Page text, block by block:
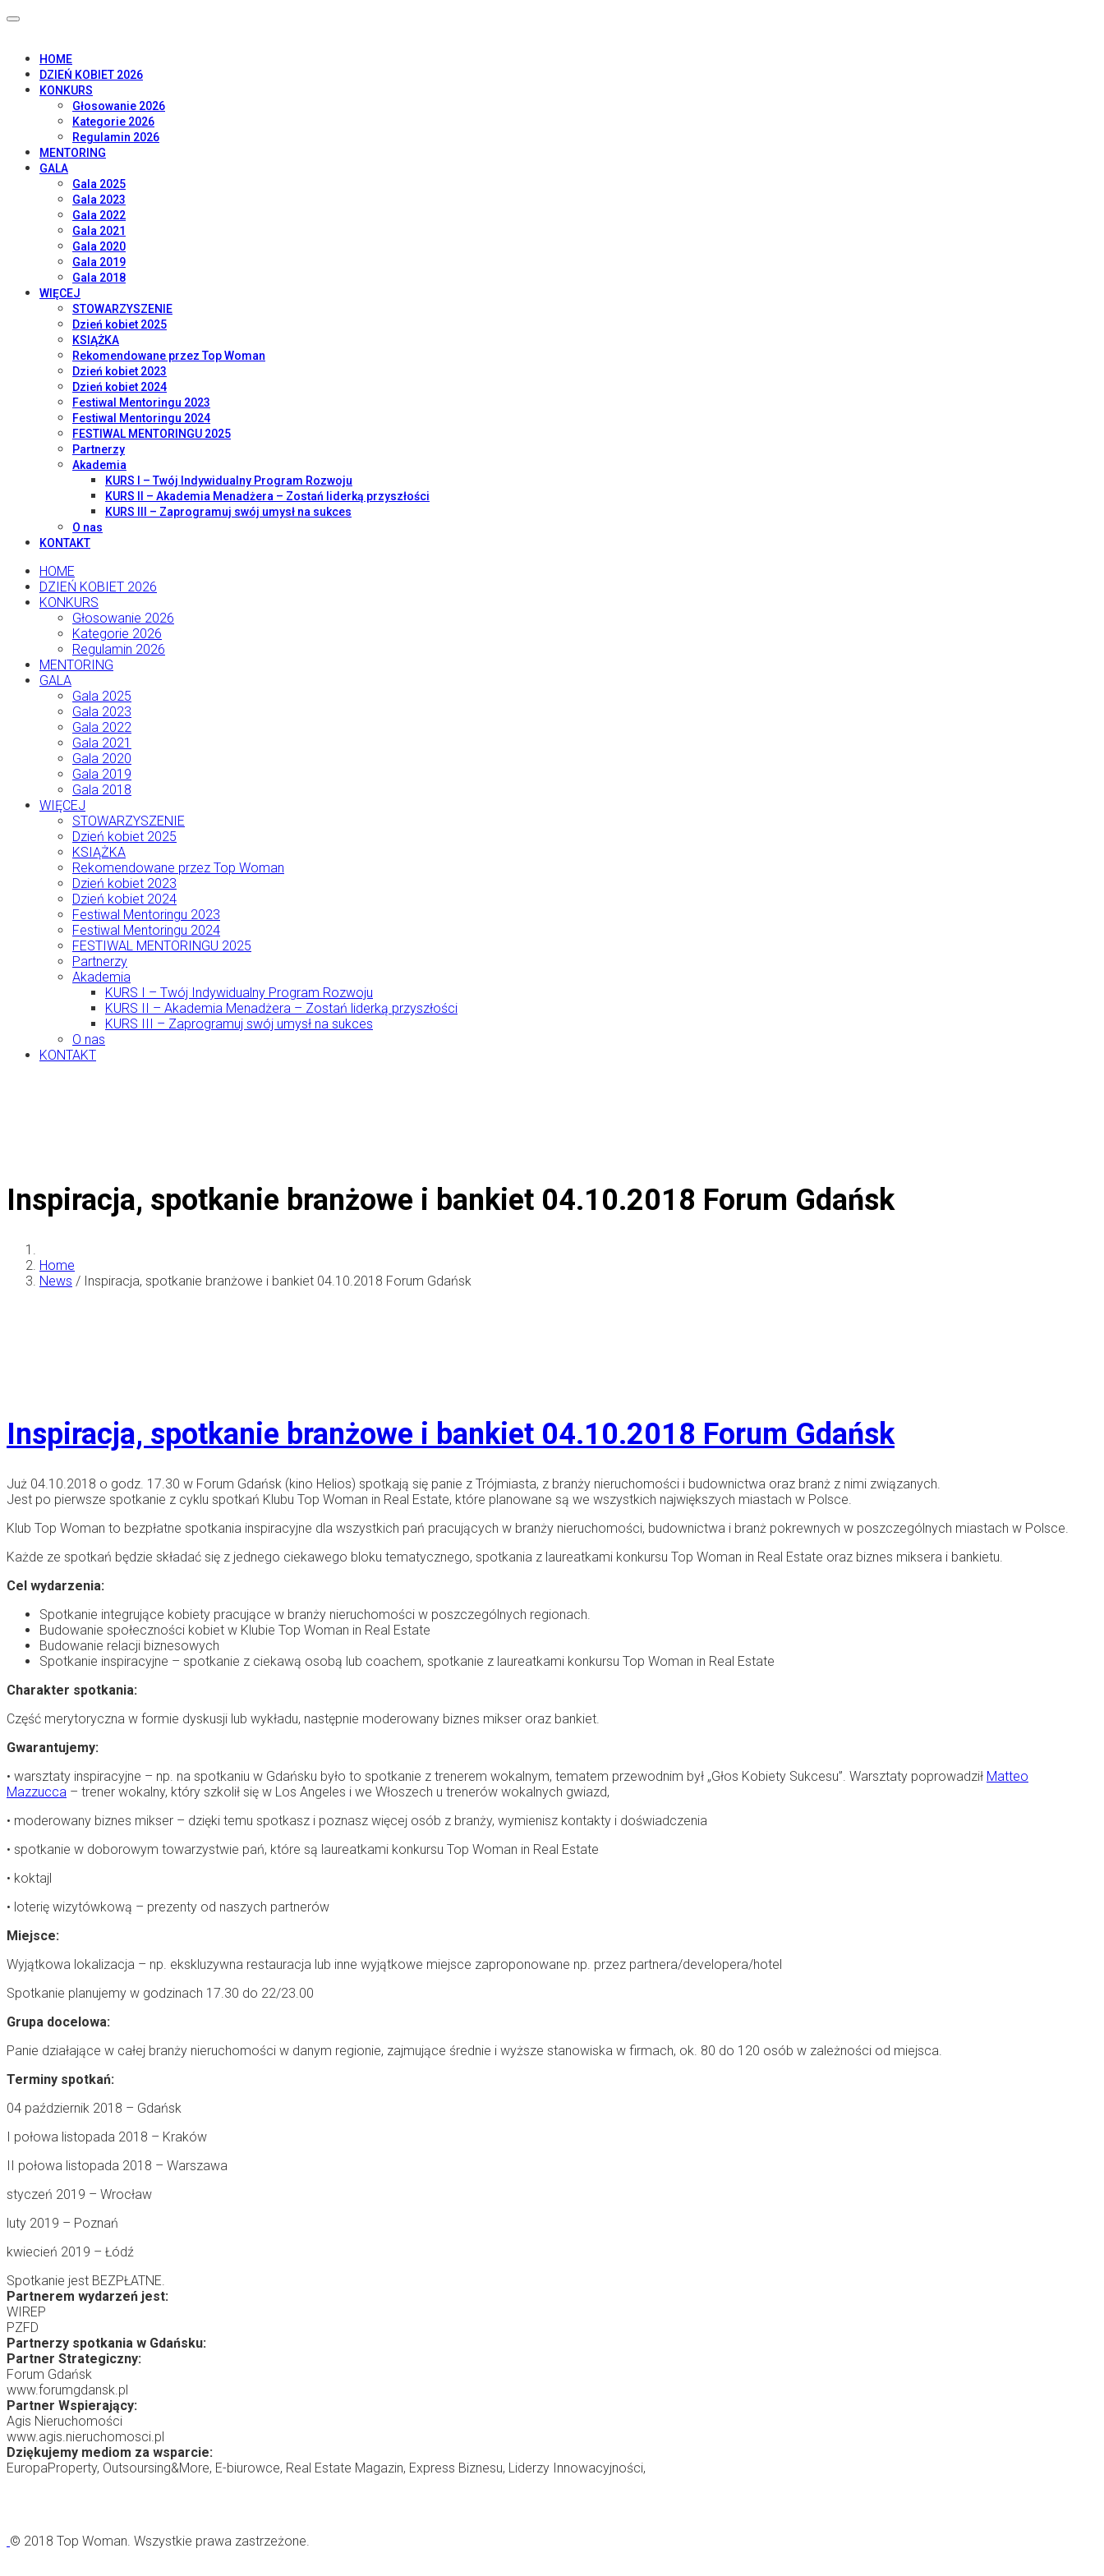
HOME
DZIEŃ KOBIET 2026
KONKURS
Głosowanie 2026
Kategorie 2026
Regulamin 2026
MENTORING
GALA
Gala 2025
Gala 2023
Gala 2022
Gala 2021
Gala 2020
Gala 2019
Gala 2018
WIĘCEJ
STOWARZYSZENIE
Dzień kobiet 2025
KSIĄŻKA
Rekomendowane przez Top Woman
Dzień kobiet 2023
Dzień kobiet 2024
Festiwal Mentoringu 2023
Festiwal Mentoringu 2024
FESTIWAL MENTORINGU 2025
Partnerzy
Akademia
KURS I – Twój Indywidualny Program Rozwoju
KURS II – Akademia Menadżera – Zostań liderką przyszłości
KURS III – Zaprogramuj swój umysł na sukces
O nas
KONTAKT
HOME
DZIEŃ KOBIET 2026
KONKURS
Głosowanie 2026
Kategorie 2026
Regulamin 2026
MENTORING
GALA
Gala 2025
Gala 2023
Gala 2022
Gala 2021
Gala 2020
Gala 2019
Gala 2018
WIĘCEJ
STOWARZYSZENIE
Dzień kobiet 2025
KSIĄŻKA
Rekomendowane przez Top Woman
Dzień kobiet 2023
Dzień kobiet 2024
Festiwal Mentoringu 2023
Festiwal Mentoringu 2024
FESTIWAL MENTORINGU 2025
Partnerzy
Akademia
KURS I – Twój Indywidualny Program Rozwoju
KURS II – Akademia Menadżera – Zostań liderką przyszłości
KURS III – Zaprogramuj swój umysł na sukces
O nas
KONTAKT
Inspiracja, spotkanie branżowe i bankiet 04.10.2018 Forum Gdańsk
Home
News / Inspiracja, spotkanie branżowe i bankiet 04.10.2018 Forum Gdańsk
Inspiracja, spotkanie branżowe i bankiet 04.10.2018 Forum Gdańsk
Już 04.10.2018 o godz. 17.30 w Forum Gdańsk (kino Helios) spotkają się panie z Trójmiasta, z branży nieruchomości i budownictwa oraz branż z nimi związanych.
Jest po pierwsze spotkanie z cyklu spotkań Klubu Top Woman in Real Estate, które planowane są we wszystkich największych miastach w Polsce.
Klub Top Woman to bezpłatne spotkania inspiracyjne dla wszystkich pań pracujących w branży nieruchomości, budownictwa i branż pokrewnych w poszczególnych miastach w Polsce.
Każde ze spotkań będzie składać się z jednego ciekawego bloku tematycznego, spotkania z laureatkami konkursu Top Woman in Real Estate oraz biznes miksera i bankietu.
Cel wydarzenia:
Spotkanie integrujące kobiety pracujące w branży nieruchomości w poszczególnych regionach.
Budowanie społeczności kobiet w Klubie Top Woman in Real Estate
Budowanie relacji biznesowych
Spotkanie inspiracyjne – spotkanie z ciekawą osobą lub coachem, spotkanie z laureatkami konkursu Top Woman in Real Estate
Charakter spotkania:
Część merytoryczna w formie dyskusji lub wykładu, następnie moderowany biznes mikser oraz bankiet.
Gwarantujemy:
• warsztaty inspiracyjne – np. na spotkaniu w Gdańsku było to spotkanie z trenerem wokalnym, tematem przewodnim był „Głos Kobiety Sukcesu”. Warsztaty poprowadził Matteo
Mazzucca – trener wokalny, który szkolił się w Los Angeles i we Włoszech u trenerów wokalnych gwiazd,
• moderowany biznes mikser – dzięki temu spotkasz i poznasz więcej osób z branży, wymienisz kontakty i doświadczenia
• spotkanie w doborowym towarzystwie pań, które są laureatkami konkursu Top Woman in Real Estate
• koktajl
• loterię wizytówkową – prezenty od naszych partnerów
Miejsce:
Wyjątkowa lokalizacja – np. ekskluzywna restauracja lub inne wyjątkowe miejsce zaproponowane np. przez partnera/developera/hotel
Spotkanie planujemy w godzinach 17.30 do 22/23.00
Grupa docelowa:
Panie działające w całej branży nieruchomości w danym regionie, zajmujące średnie i wyższe stanowiska w firmach, ok. 80 do 120 osób w zależności od miejsca.
Terminy spotkań:
04 październik 2018 – Gdańsk
I połowa listopada 2018 – Kraków
II połowa listopada 2018 – Warszawa
styczeń 2019 – Wrocław
luty 2019 – Poznań
kwiecień 2019 – Łódź
Spotkanie jest BEZPŁATNE.
Partnerem wydarzeń jest:
WIREP
PZFD
Partnerzy spotkania w Gdańsku:
Partner Strategiczny:
Forum Gdańsk
www.forumgdansk.pl
Partner Wspierający:
Agis Nieruchomości
www.agis.nieruchomosci.pl
Dziękujemy mediom za wsparcie:
EuropaProperty, Outsoursing&More, E-biurowce, Real Estate Magazin, Express Biznesu, Liderzy Innowacyjności,
© 2018 Top Woman. Wszystkie prawa zastrzeżone.